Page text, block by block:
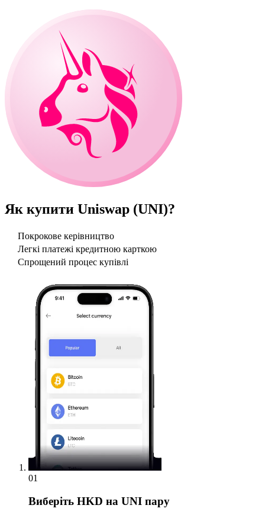
Як купити Uniswap (UNI)?
Покрокове керівництво
Легкі платежі кредитною карткою
Спрощений процес купівлі
01
Виберіть HKD на UNI пару